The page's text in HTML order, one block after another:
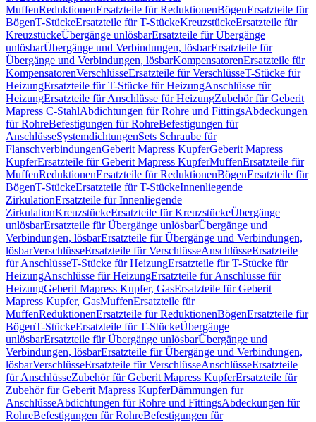
MuffenReduktionenErsatzteile für ReduktionenBögenErsatzteile für
BögenT-StückeErsatzteile für T-StückeKreuzstückeErsatzteile für
KreuzstückeÜbergänge unlösbarErsatzteile für Übergänge
unlösbarÜbergänge und Verbindungen, lösbarErsatzteile für
Übergänge und Verbindungen, lösbarKompensatorenErsatzteile für
KompensatorenVerschlüsseErsatzteile für VerschlüsseT-Stücke für
HeizungErsatzteile für T-Stücke für HeizungAnschlüsse für
HeizungErsatzteile für Anschlüsse für HeizungZubehör für Geberit
Mapress C-StahlAbdichtungen für Rohre und FittingsAbdeckungen
für RohreBefestigungen für RohreBefestigungen für
AnschlüsseSystemdichtungenSets Schraube für
FlanschverbindungenGeberit Mapress KupferGeberit Mapress
KupferErsatzteile für Geberit Mapress KupferMuffenErsatzteile für
MuffenReduktionenErsatzteile für ReduktionenBögenErsatzteile für
BögenT-StückeErsatzteile für T-StückeInnenliegende
ZirkulationErsatzteile für Innenliegende
ZirkulationKreuzstückeErsatzteile für KreuzstückeÜbergänge
unlösbarErsatzteile für Übergänge unlösbarÜbergänge und
Verbindungen, lösbarErsatzteile für Übergänge und Verbindungen,
lösbarVerschlüsseErsatzteile für VerschlüsseAnschlüsseErsatzteile
für AnschlüsseT-Stücke für HeizungErsatzteile für T-Stücke für
HeizungAnschlüsse für HeizungErsatzteile für Anschlüsse für
HeizungGeberit Mapress Kupfer, GasErsatzteile für Geberit
Mapress Kupfer, GasMuffenErsatzteile für
MuffenReduktionenErsatzteile für ReduktionenBögenErsatzteile für
BögenT-StückeErsatzteile für T-StückeÜbergänge
unlösbarErsatzteile für Übergänge unlösbarÜbergänge und
Verbindungen, lösbarErsatzteile für Übergänge und Verbindungen,
lösbarVerschlüsseErsatzteile für VerschlüsseAnschlüsseErsatzteile
für AnschlüsseZubehör für Geberit Mapress KupferErsatzteile für
Zubehör für Geberit Mapress KupferDämmungen für
AnschlüsseAbdichtungen für Rohre und FittingsAbdeckungen für
RohreBefestigungen für RohreBefestigungen für